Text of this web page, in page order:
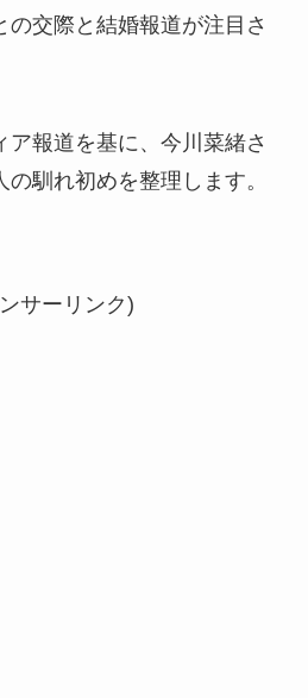
の交際と結婚報道が注目さ
報道を基に、今川菜緒さ
馴れ初めを整理します。
サーリンク)